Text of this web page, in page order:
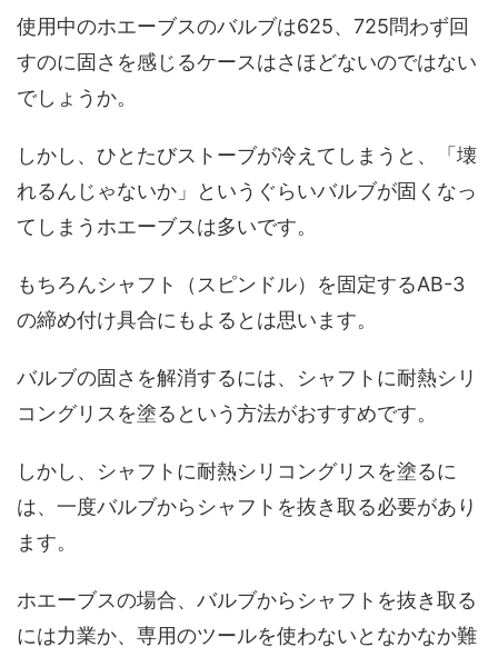
使用中のホエーブスのバルブは625、725問わず回
すのに固さを感じるケースはさほどないのではない
でしょうか。
しかし、ひとたびストーブが冷えてしまうと、「壊
れるんじゃないか」というぐらいバルブが固くなっ
てしまうホエーブスは多いです。
もちろんシャフト（スピンドル）を固定するAB-3
の締め付け具合にもよるとは思います。
バルブの固さを解消するには、シャフトに耐熱シリ
コングリスを塗るという方法がおすすめです。
しかし、シャフトに耐熱シリコングリスを塗るに
は、一度バルブからシャフトを抜き取る必要があり
ます。
ホエーブスの場合、バルブからシャフトを抜き取る
には力業か、専用のツールを使わないとなかなか難